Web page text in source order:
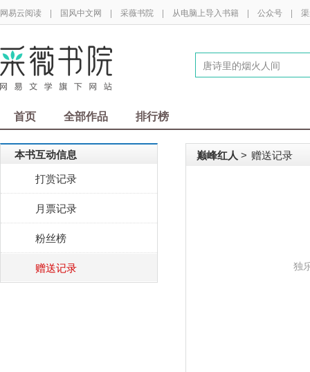
网易云阅读 | 国风中文网 | 采薇书院 | 从电脑上导入书籍 | 公众号 |
首页 全部作品 排行榜
本书互动信息
打赏记录
月票记录
粉丝榜
赠送记录
巅峰红人 > 赠送记录
独